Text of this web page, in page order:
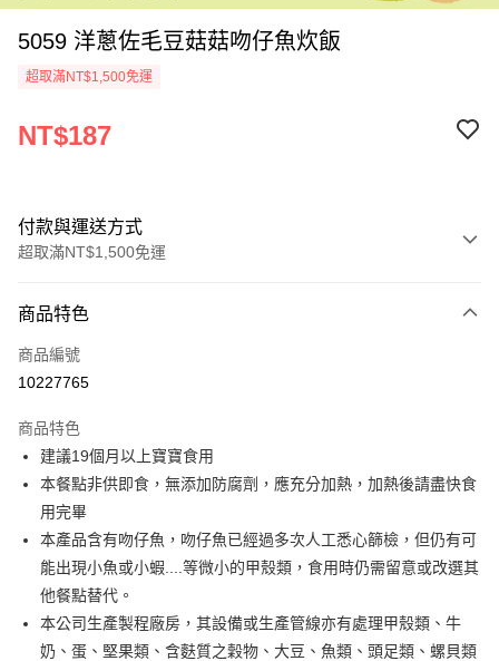
5059 洋蔥佐毛豆菇菇吻仔魚炊飯
超取滿NT$1,500免運
NT$187
付款與運送方式
超取滿NT$1,500免運
信用卡一次付款
LINE Pay
街口支付
悠遊付
全盈+PAY
大哥付你分期
相關說明
【大哥付你分期使用說明】
1.本服務由台灣大哥大提供，台灣大哥大用戶可立即使用無須另外申請。
AFTEE先享後付
商品特色
商品編號
10227765
商品特色
建議19個月以上寶寶食用
本餐點非供即食，無添加防腐劑，應充分加熱，加熱後請盡快食
用完畢
本產品含有吻仔魚，吻仔魚已經過多次人工悉心篩檢，但仍有可
能出現小魚或小蝦....等微小的甲殼類，食用時仍需留意或改選其
他餐點替代。
本公司生產製程廠房，其設備或生產管線亦有處理甲殼類、牛
奶、蛋、堅果類、含麩質之穀物、大豆、魚類、頭足類、螺貝類